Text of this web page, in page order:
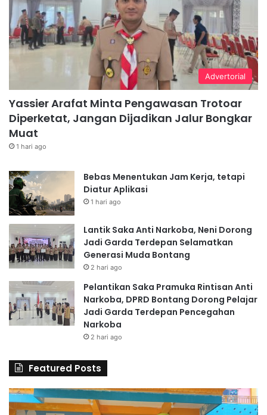
Advertorial
Yassier Arafat Minta Pengawasan Trotoar
Diperketat, Jangan Dijadikan Jalur Bongkar
Muat
1 hari ago
Bebas Menentukan Jam Kerja, tetapi
Diatur Aplikasi
1 hari ago
Lantik Saka Anti Narkoba, Neni Dorong
Jadi Garda Terdepan Selamatkan
Generasi Muda Bontang
2 hari ago
Pelantikan Saka Pramuka Rintisan Anti
Narkoba, DPRD Bontang Dorong Pelajar
Jadi Garda Terdepan Pencegahan
Narkoba
2 hari ago
Featured Posts
6
0